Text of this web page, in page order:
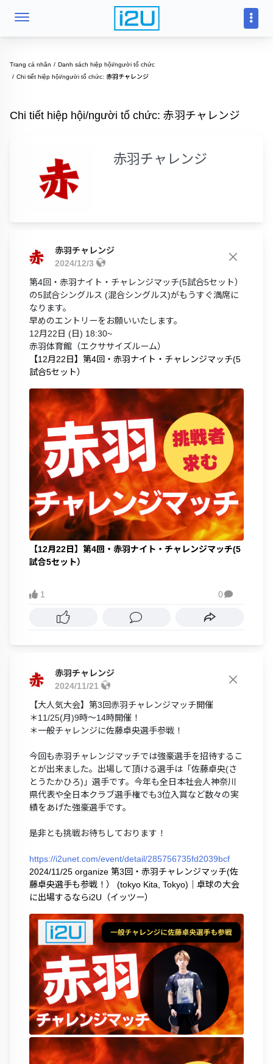
Trang cá nhân
Danh sách hiệp hội/người tổ chức
Chi tiết hiệp hội/người tổ chức: 赤羽チャレンジ
Chi tiết hiệp hội/người tổ chức: 赤羽チャレンジ
赤羽チャレンジ
赤羽チャレンジ
2024/12/3
第4回・赤羽ナイト・チャレンジマッチ(5試合5セット）
の5試合シングルス (混合シングルス)がもうすぐ満席に
なります。
早めのエントリーをお願いいたします。
12月22日 (日) 18:30~
赤羽体育館（エクササイズルーム）
【12月22日】第4回・赤羽ナイト・チャレンジマッチ(5
試合5セット）
【12月22日】第4回・赤羽ナイト・チャレンジマッチ(5
試合5セット）
1 0
赤羽チャレンジ
2024/11/21
【大人気大会】第3回赤羽チャレンジマッチ開催
＊11/25(月)9時～14時開催！
＊一般チャレンジに佐藤卓央選手参戦！
今回も赤羽チャレンジマッチでは強豪選手を招待するこ
とが出来ました。出場して頂ける選手は「佐藤卓央(さ
とうたかひろ)」選手です。今年も全日本社会人神奈川
県代表や全日本クラブ選手権でも3位入賞など数々の実
績をあげた強豪選手です。
是非とも挑戦お待ちしております！
https://i2unet.com/event/detail/285756735fd2039bcf
2024/11/25 organize 第3回・赤羽チャレンジマッチ(佐
藤卓央選手も参戦！） (tokyo Kita, Tokyo)｜卓球の大会
に出場するならi2U（イッツー）